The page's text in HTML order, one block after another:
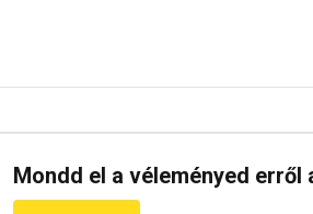
Mondd el a véleményed erről